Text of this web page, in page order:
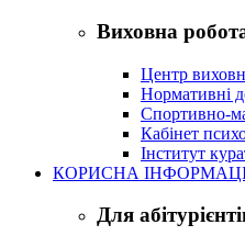
Виховна
Центр
Нормативні
Спортивно-
Кабінет
Інститут
КОРИСНА
Для